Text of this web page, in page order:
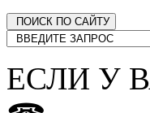
ЕСЛИ У